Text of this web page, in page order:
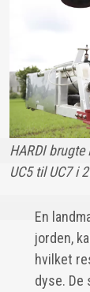
HARDI
UC5 til UC7 i
En
jorden,
hvilket
dyse. De